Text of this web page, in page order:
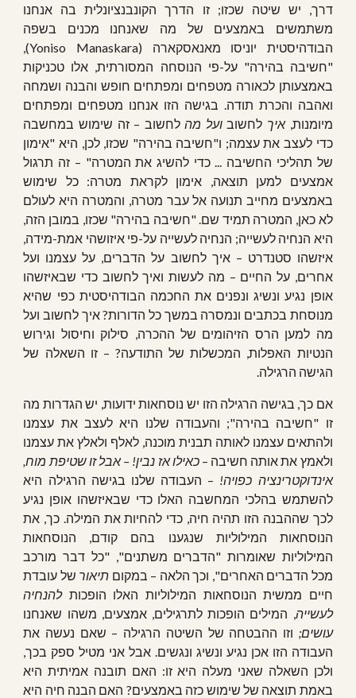
דרך, יש שיטה שכזו; זו הדרך הקונבנציונלית בה אנחנו
משתמשים באמצעים של מה שאנחנו מכנים בשפה
הבודהיסטית יוניסו מאנאסקארה (Yoniso Manaskara),
"חשיבה בהירה" על-פי הנוסחה המסורתית, אלו טכניקות
באמצעותן לכאורה מטפחים ומפתחים חופש והבנה ושמחה
ואהבה והכרת תודה. בגישה הזו אנחנו מטפחים ומפתחים
מיומנות,איך לחשובועל מהלחשוב – זה שימוש במחשבה
כדי לעצב את עצמה; ו"חשיבה בהירה" שכזו, לכן, היא "אימון
של תהליכי החשיבה ... כדי להשיג את המטרה" – זה תרגול
אמצעים למען תוצאה, אימון לקראת מטרה: כל שימוש
באמצעים מחייב תנועה אל עבר מטרה, והמטרה היא לעולם
לא כאן, המטרה תמיד שם. "חשיבה בהירה" שכזו, במובן הזה,
היא הנחיה לעשייה; הנחיה לעשייה על-פי איזושהי אמת-מידה,
איזשהו סטנדרט – איך לחשוב על הדברים, על עצמנו ועל
אחרים, על החיים – מה לעשות ואיך לחשוב כדי שבאיזשהו
אופן נגיע ונשיג ונפנים את החכמה הבודהיסטית כפי שהיא
מנוסחת בכתבים ונמסרה במשך כל הדורות? איך לחשוב ועל
מה למען הרס הזיהומים של ההכרה, סילוק וחיסול וגירוש
הנטיות האפלות, המכשלות של התודעה? – זו השאלה של
הגישה הרגילה.
אם כך, בגישה הרגילה הזו יש נוסחאות ידועות, יש הגדרות מה
זו "חשיבה בהירה"; והעבודה שלנו היא לעצב את עצמנו
ולהתאים עצמנו לאותה תבנית מוכנה, לאלף ולאלץ את עצמנו
ולאמץ את אותה חשיבה –כאילו אז נבין! – אבל זו שטיפת מוח,
אינדוקטרינציה כפויה! – העבודה שלנו בגישה הרגילה היא
להשתמש בהלכי המחשבה האלו כדי שבאיזשהו אופן נגיע
לכך שההבנה הזו תהיה חיה, כדי להחיות את המילה. כך, את
הנוסחאות המילוליות שנגענו בהם קודם, הנוסחאות
המילוליות שאומרות "הדברים משתנים", "כל דבר מורכב
מכל הדברים האחרים", וכך הלאה – במקום תיאור של עובדת
חיים ממשית הנוסחאות המילוליות האלו הופכותלהנחיה
לעשייה, המילים הופכות לתרגילים, אמצעים, משהו שאנחנו
עושים; וזו ההבטחה של השיטה הרגילה – שאם נעשה את
העבודה הזו אכן נגיע ונשיג ונגשים. אבל אני מטיל ספק בכך,
ולכן השאלה שאני מעלה היא זו: האם תובנה אמיתית היא
באמת תוצאה של שימוש כזה באמצעים? האם הבנה חיה היא